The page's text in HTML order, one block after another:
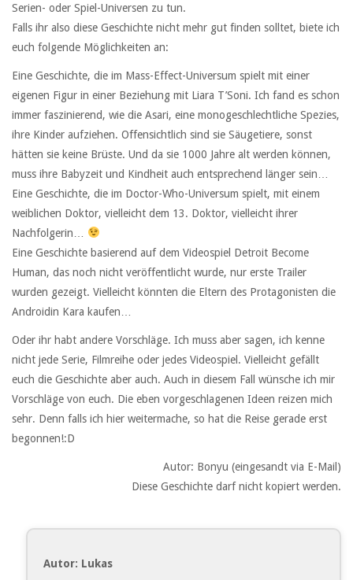
Serien- oder Spiel-Universen zu tun.
Falls ihr also diese Geschichte nicht mehr gut finden solltet, biete ich
euch folgende Möglichkeiten an:
Eine Geschichte, die im Mass-Effect-Universum spielt mit einer
eigenen Figur in einer Beziehung mit Liara T’Soni. Ich fand es schon
immer faszinierend, wie die Asari, eine monogeschlechtliche Spezies,
ihre Kinder aufziehen. Offensichtlich sind sie Säugetiere, sonst
hätten sie keine Brüste. Und da sie 1000 Jahre alt werden können,
muss ihre Babyzeit und Kindheit auch entsprechend länger sein…
Eine Geschichte, die im Doctor-Who-Universum spielt, mit einem
weiblichen Doktor, vielleicht dem 13. Doktor, vielleicht ihrer
Nachfolgerin…
Eine Geschichte basierend auf dem Videospiel Detroit Become
Human, das noch nicht veröffentlicht wurde, nur erste Trailer
wurden gezeigt. Vielleicht könnten die Eltern des Protagonisten die
Androidin Kara kaufen…
Oder ihr habt andere Vorschläge. Ich muss aber sagen, ich kenne
nicht jede Serie, Filmreihe oder jedes Videospiel. Vielleicht gefällt
euch die Geschichte aber auch. Auch in diesem Fall wünsche ich mir
Vorschläge von euch. Die eben vorgeschlagenen Ideen reizen mich
sehr. Denn falls ich hier weitermache, so hat die Reise gerade erst
begonnen!:D
Autor: Bonyu (eingesandt via E-Mail)
Diese Geschichte darf nicht kopiert werden.
Autor: Lukas